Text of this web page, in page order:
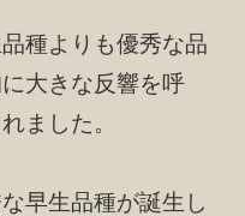
種よりも優秀な品
大きな反響を呼
ました。
早生品種が誕生し